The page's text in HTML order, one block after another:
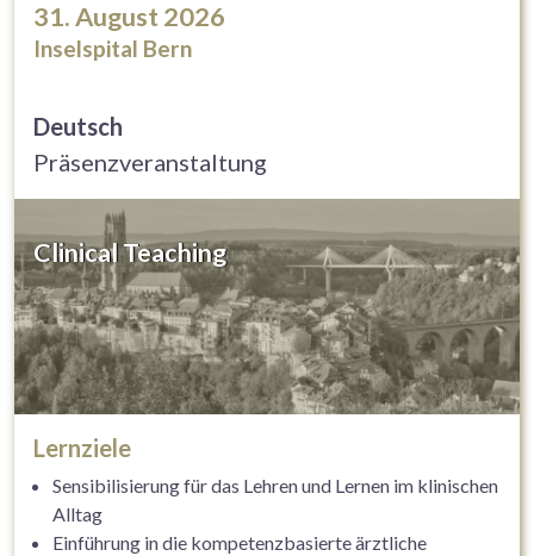
31. August 2026
Inselspital Bern
Deutsch
Präsenzveranstaltung
Clinical Teaching
Lernziele
Sensibilisierung für das Lehren und Lernen im klinischen
Alltag
Einführung in die kompetenzbasierte ärztliche